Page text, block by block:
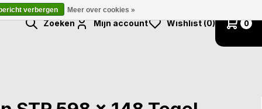
Zoeken Mijn account Wishlist (0) 0
verbergen Meer over cookies »